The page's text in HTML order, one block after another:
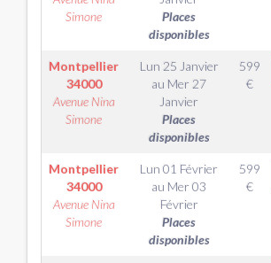
Simone
Places
disponibles
Montpellier
34000
Avenue Nina
Simone
Lun 25 Janvier
au Mer 27
Janvier
Places
disponibles
599
€
Montpellier
34000
Avenue Nina
Simone
Lun 01 Février
au Mer 03
Février
Places
disponibles
599
€